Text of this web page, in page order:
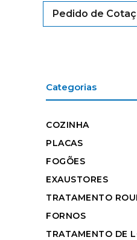
Pedido de
Categorias
COZINHA
PLACAS
FOGÕES
EXAUSTORES
TRATAMENTO
FORNOS
TRATAMENTO DE